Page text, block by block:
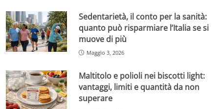
Sedentarietà, il conto per la sanità:
quanto può risparmiare l’Italia se si
muove di più
Maggio 3, 2026
Maltitolo e polioli nei biscotti light:
vantaggi, limiti e quantità da non
superare